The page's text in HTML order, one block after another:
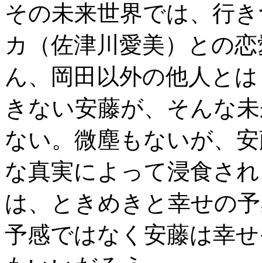
その未来世界では、行
カ（佐津川愛美）との
ん、岡田以外の他人と
きない安藤が、そんな
ない。微塵もないが、
な真実によって浸食さ
は、ときめきと幸せの
予感ではなく安藤は幸